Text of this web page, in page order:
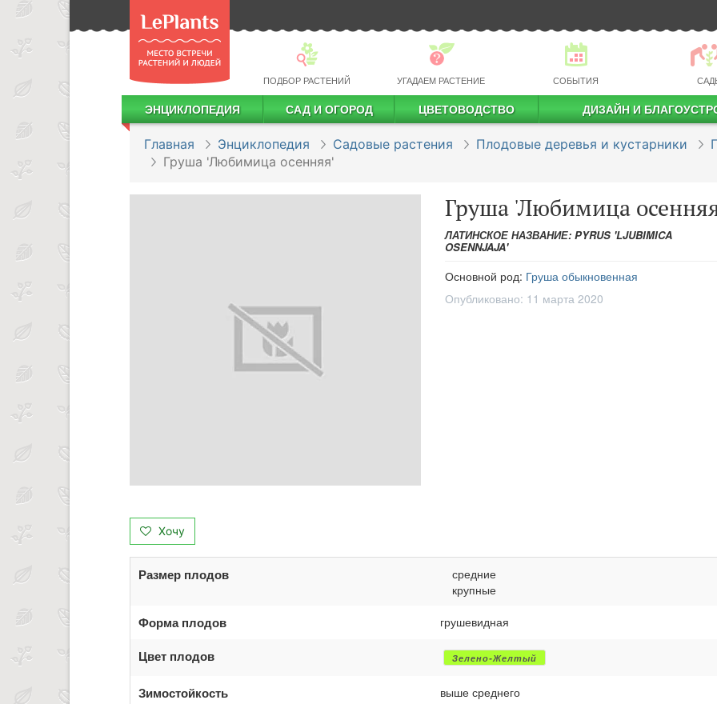
ПОДБОР РАСТЕНИЙ УГАДАЕМ РАСТЕНИЕ СОБЫТИЯ
ЭНЦИКЛОПЕДИЯ САД И ОГОРОД ЦВЕТОВОДСТВО ДИЗАЙН И
Главная Энциклопедия Садовые растения Плодовые деревья и кустарники
Груша 'Любимица осенняя'
Груша 'Любимица
ЛАТИНСКОЕ НАЗВАНИЕ: PYRUS 'LJUBIMICA
OSENNJAJA'
Основной род: Груша обыкновенная
Опубликовано: 11 марта 2020
Хочу
Размер плодов
средние
крупные
Форма плодов грушевидная
Цвет плодов Зелено-Желтый
Зимостойкость выше среднего